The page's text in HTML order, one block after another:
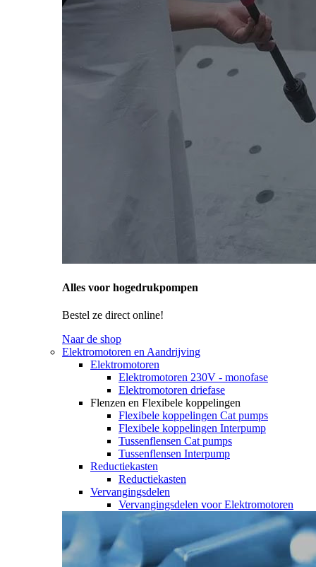
Alles voor hogedrukpompen
Bestel ze direct online!
Naar de shop
Elektromotoren en Aandrijving
Elektromotoren
Elektromotoren 230V - monofase
Elektromotoren driefase
Flenzen en Flexibele koppelingen
Flexibele koppelingen Cat pumps
Flexibele koppelingen Interpump
Tussenflensen Cat pumps
Tussenflensen Interpump
Reductiekasten
Reductiekasten
Vervangingsdelen
Vervangingsdelen voor Elektromotoren